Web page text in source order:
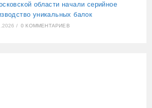
области начали серийное
уникальных балок
/ 0 КОММЕНТАРИЕВ